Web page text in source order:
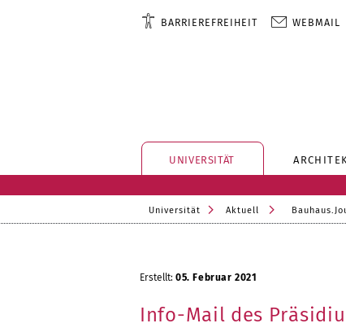
BARRIEREFREIHEIT WEBMAIL
UNIVERSITÄT
Universität Aktuell
Erstellt: 05. Februar 2021
Info-Mail des